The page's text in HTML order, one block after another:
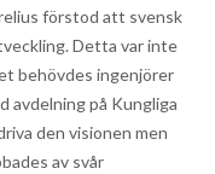
förstod att svensk
Detta var inte
behövdes ingenjörer
avdelning på Kungliga
den visionen men
av svår